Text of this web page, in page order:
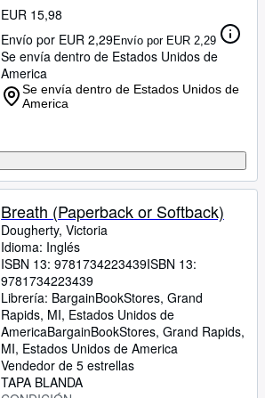
EUR 15,98
Envío por EUR 2,29Envío por EUR 2,29
Se envía dentro de Estados Unidos de
America
Se envía dentro de Estados Unidos de
America
Breath (Paperback or Softback)
Dougherty, Victoria
Idioma: Inglés
ISBN 13: 9781734223439ISBN 13:
9781734223439
Librería: BargainBookStores, Grand
Rapids, MI, Estados Unidos de
AmericaBargainBookStores, Grand Rapids,
MI, Estados Unidos de America
Vendedor de 5 estrellas
TAPA BLANDA